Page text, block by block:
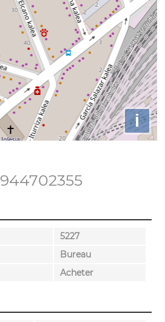
i
944702355
5227
Bureau
Acheter